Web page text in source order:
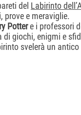
del Labirinto
prove e meraviglie.
Pottere i professori
giochi, enigmi e
svelerà un